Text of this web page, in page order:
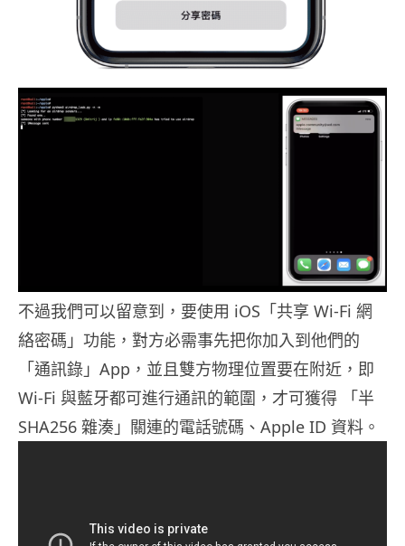
不過我們可以留意到，要使用 iOS「共享 Wi-Fi 網
絡密碼」功能，對方必需事先把你加入到他們的
「通訊錄」App，並且雙方物理位置要在附近，即
Wi-Fi 與藍牙都可進行通訊的範圍，才可獲得 「半
SHA256 雜湊」關連的電話號碼、Apple ID 資料。